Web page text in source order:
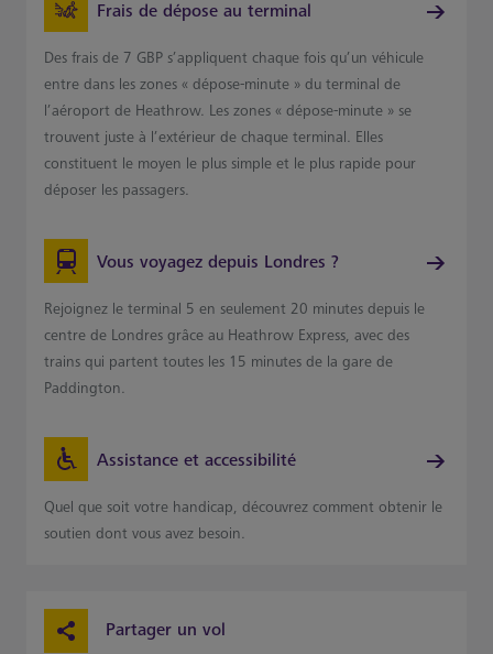
Frais de dépose au terminal
Des frais de 7 GBP s’appliquent chaque fois qu’un véhicule
entre dans les zones « dépose-minute » du terminal de
l’aéroport de Heathrow. Les zones « dépose-minute » se
trouvent juste à l’extérieur de chaque terminal. Elles
constituent le moyen le plus simple et le plus rapide pour
déposer les passagers.
Vous voyagez depuis Londres ?
Rejoignez le terminal 5 en seulement 20 minutes depuis le
centre de Londres grâce au Heathrow Express, avec des
trains qui partent toutes les 15 minutes de la gare de
Paddington.
Assistance et accessibilité
Quel que soit votre handicap, découvrez comment obtenir le
soutien dont vous avez besoin.
Partager un vol